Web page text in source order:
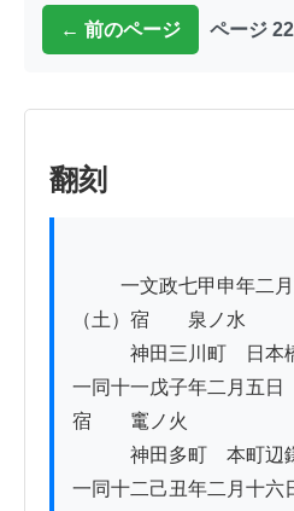
← 前のページ ページ
翻刻
（土）宿　　泉ノ水
神田三川町ゟ日本
一同十一戊子年二月五日
宿　　竃ノ火
神田多町ゟ本町辺鎌
一同十二己丑年二月十六